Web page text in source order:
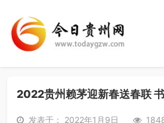
2022贵州赖茅迎新春送春联
发表于： 2022年1月9日